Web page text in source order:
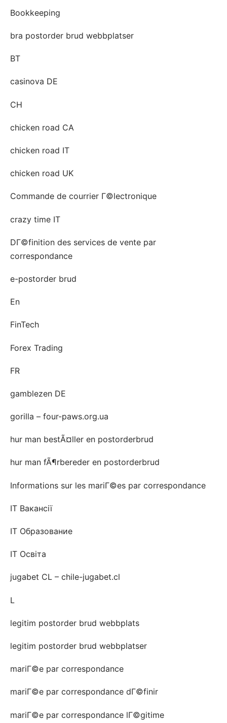
Bookkeeping
bra postorder brud webbplatser
BT
casinova DE
CH
chicken road CA
chicken road IT
chicken road UK
Commande de courrier Г©lectronique
crazy time IT
DГ©finition des services de vente par
correspondance
e-postorder brud
En
FinTech
Forex Trading
FR
gamblezen DE
gorilla – four-paws.org.ua
hur man bestÃ¤ller en postorderbrud
hur man fÃ¶rbereder en postorderbrud
Informations sur les mariГ©es par correspondance
IT Вакансії
IT Образование
IT Освіта
jugabet CL – chile-jugabet.cl
L
legitim postorder brud webbplats
legitim postorder brud webbplatser
mariГ©e par correspondance
mariГ©e par correspondance dГ©finir
mariГ©e par correspondance lГ©gitime